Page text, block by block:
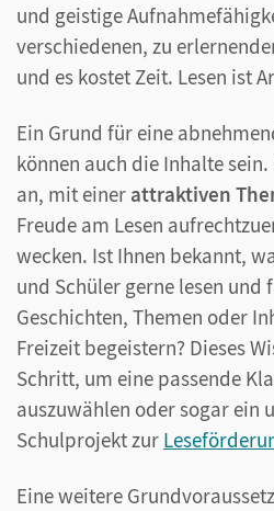
und geistige
verschiedenen, zu
und es kostet Zeit. Lesen ist
Ein Grund für eine
können auch die Inhalte
an, mit einer attraktiven
Freude am Lesen
wecken. Ist Ihnen bekannt,
und Schüler gerne lesen und
Geschichten, Themen oder
Freizeit begeistern? Dieses
Schritt, um eine passende
auszuwählen oder sogar ein
Schulprojekt zur
Eine weitere